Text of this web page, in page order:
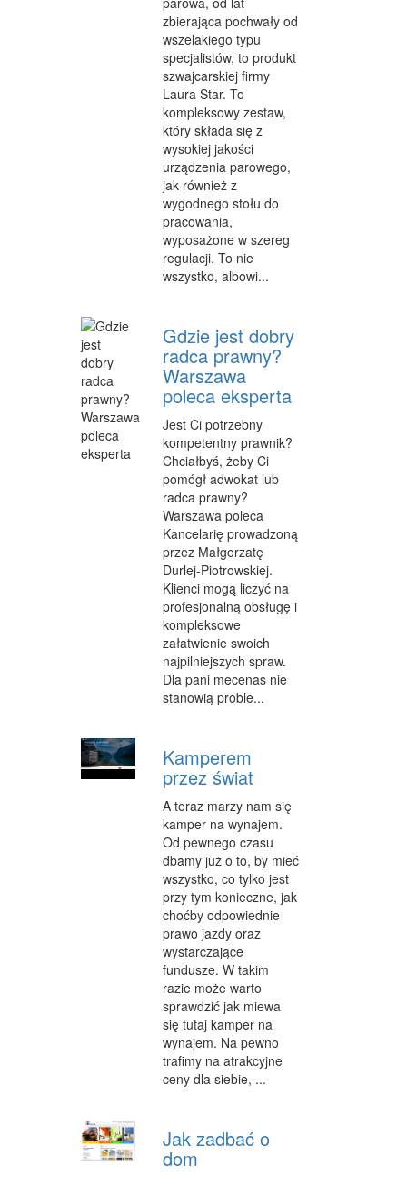
INFORMATYCZNE
RESTAURACJE, CATERING
FOTOGRAFIA
ADWOKACI, PORADY PRAWNE
WETERYNARYJNE, HODOWLA ZWIERZĄT
SPRZĄTANIE, PORZĄDKOWANIE
SERWIS
OPIEKA
ZWIEDZANIE
HOTELE I NOCLEGI
PODRÓŻE
WYPOCZYNEK
URODA
DIETETYKA, ODCHUDZANIE
KOSMETYKI
LECZENIE
SALONY KOSMETYCZNE
SPRZĘT MEDYCZNY
SOFTWARE
STRONY INTERNETOWE
KONTAKT
zbierająca pochwały od
wszelakiego typu
specjalistów, to produkt
szwajcarskiej firmy
Laura Star. To
kompleksowy zestaw,
który składa się z
wysokiej jakości
urządzenia parowego,
jak również z
wygodnego stołu do
pracowania,
wyposażone w szereg
regulacji. To nie
wszystko, albowi...
Gdzie jest dobry
radca prawny?
Warszawa
poleca eksperta
Jest Ci potrzebny
kompetentny prawnik?
Chciałbyś, żeby Ci
pomógł adwokat lub
radca prawny?
Warszawa poleca
Kancelarię prowadzoną
przez Małgorzatę
Durlej-Piotrowskiej.
Klienci mogą liczyć na
profesjonalną obsługę i
kompleksowe
załatwienie swoich
najpilniejszych spraw.
Dla pani mecenas nie
stanowią proble...
Kamperem
przez świat
A teraz marzy nam się
kamper na wynajem.
Od pewnego czasu
dbamy już o to, by mieć
wszystko, co tylko jest
przy tym konieczne, jak
choćby odpowiednie
prawo jazdy oraz
wystarczające
fundusze. W takim
razie może warto
sprawdzić jak miewa
się tutaj kamper na
wynajem. Na pewno
trafimy na atrakcyjne
ceny dla siebie, ...
Jak zadbać o
dom